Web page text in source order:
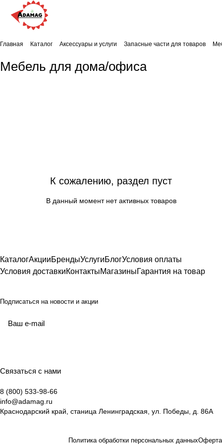
Главная Каталог Аксессуары и услуги Запасные части для товаров
Мебель для дома/офиса
К сожалению, раздел пуст
В данный момент нет активных товаров
КаталогАкцииБрендыУслугиБлогУсловия оплаты
Условия доставкиКонтактыМагазиныГарантия на товар
Подписаться на новости и акции
Связаться с нами
8 (800) 533-98-66
info@adamag.ru
Краснодарский край, станица Ленинградская, ул. Победы, д. 86А
Политика обработки персональных данныхОферта